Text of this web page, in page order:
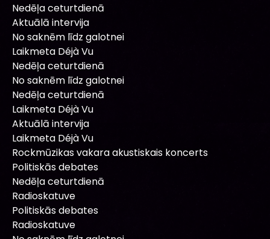
Nedēļa ceturtdienā
Aktuālā intervija
No saknēm līdz galotnei
Laikmeta Déjà Vu
Nedēļa ceturtdienā
No saknēm līdz galotnei
Nedēļa ceturtdienā
Laikmeta Déjà Vu
Aktuālā intervija
Laikmeta Déjà Vu
Rockmūzikas vakara akustiskais koncerts
Politiskās debates
Nedēļa ceturtdienā
Radioskatuve
Politiskās debates
Radioskatuve